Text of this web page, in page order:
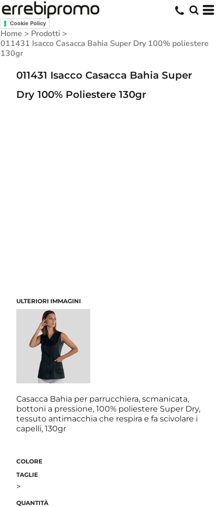
Cookie Policy
Home > Prodotti >
011431 Isacco Casacca Bahia Super Dry 100% poliestere
130gr
011431 Isacco Casacca Bahia Super
Dry 100% Poliestere 130gr
ULTERIORI IMMAGINI
Casacca Bahia per parrucchiera, scmanicata,
bottoni a pressione, 100% poliestere Super Dry,
tessuto antimacchia che respira e fa scivolare i
capelli, 130gr
COLORE
TAGLIE
>
QUANTITÀ